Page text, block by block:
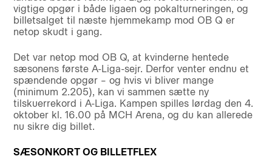
vigtige opgør i både ligaen og pokalturneringen, og
billetsalget til næste hjemmekamp mod OB Q er
netop skudt i gang.
Det var netop mod OB Q, at kvinderne hentede
sæsonens første A-Liga-sejr. Derfor venter endnu et
spændende opgør – og hvis vi bliver mange
(minimum 2.205), kan vi sammen sætte ny
tilskuerrekord i A-Liga. Kampen spilles lørdag den 4.
oktober kl. 16.00 på MCH Arena, og du kan allerede
nu sikre dig billet.
SÆSONKORT OG BILLETFLEX